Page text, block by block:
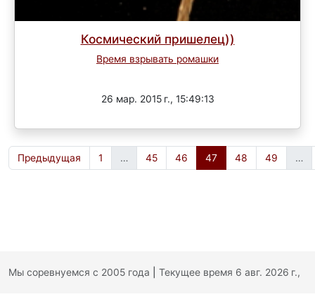
Космический пришелец))
Время взрывать ромашки
26 мар. 2015 г., 15:49:13
Предыдущая 1 … 45 46 47 48 49 …
Мы соревнуемся с 2005 года Текущее время 6 авг. 2026 г.,